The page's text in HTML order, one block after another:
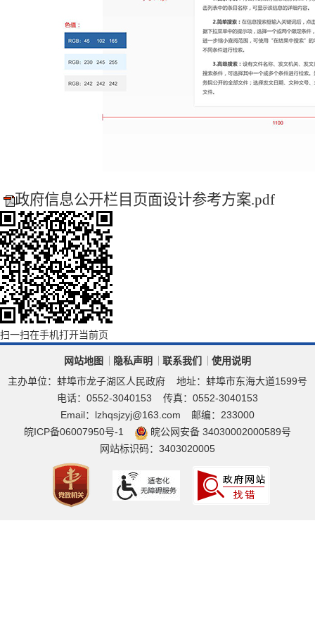
政府信息公开栏目页面设计参考方案.pdf
扫一扫在手机打开当前页
网站地图 隐私声明 联系我们
使用说明
主办单位：蚌埠市龙子湖区人民政府
地址：蚌埠市东海大道1599号
电话：0552-3040153
传真：0552-3040153
Email：lzhqsjzyj@163.com
邮编：233000
皖ICP备06007950号-1
皖公网安备 34030002000589号
网站标识码：3403020005